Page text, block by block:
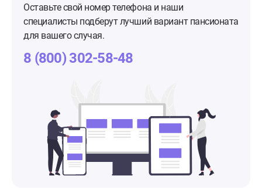
Оставьте свой номер телефона и наши
специалисты подберут лучший вариант пансионата
для вашего случая.
8 (800) 302-58-48